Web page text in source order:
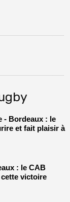
- Bordeaux : le
et fait plaisir à
: le CAB
victoire